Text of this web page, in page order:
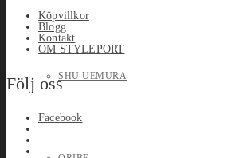
SHU UEMURA
Köpvillkor
Blogg
Kontakt
OM STYLEPORT
Följ oss
Facebook